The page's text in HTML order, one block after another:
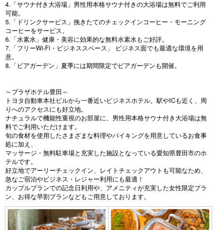
4.「サウナ付き大浴場」男性用本格サウナ付きの大浴場は無料でご利用
可能。
5.「ドリンクサービス」挽きたてのチェックインコーヒー・モーニング
コーヒーをサービス。
6.「水素水」健康・美容に効果的な無料水素水もご好評。
7.「フリーWi-Fi・ビジネススペース」 ビジネス面でも最適な環境を用
意。
8.「ビアガーデン」夏季には期間限定でビアガーデンも開催。
～プラザホテル豊田～
トヨタ自動車本社ビルから一番近いビジネスホテル。駅やICも近く、周
りへのアクセスにも好立地。
ナチュラルで機能性重視のお部屋に、男性用本格サウナ付き大浴場は無
料でご利用いただけます。
旬の食材を使用したさまざまな料理やバイキングを用意しているお食事
処に加え、
マッサージ・無料駐車場と充実した施設となっている愛知県豊田市のホ
テルです。
好立地でアーリーチェックイン、レイトチェックアウトも可能なため、
急なご宿泊やビジネス・レジャー利用にも最適！
カップルプランでの記念日利用や、アメニティが充実した女性限定プラ
ン、お得な早割プランなどもご用意しております。